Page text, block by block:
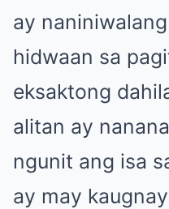
ay
hidwaan sa
eksaktong
alitan ay
ngunit ang isa
ay may